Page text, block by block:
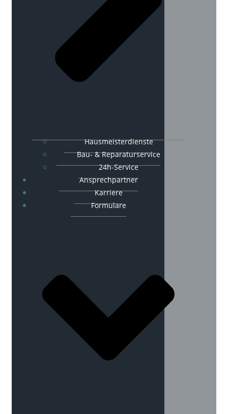
Hausmeisterdienste
Bau- & Reparaturservice
24h-Service
Ansprechpartner
Karriere
Formulare